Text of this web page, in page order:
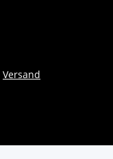
Versand